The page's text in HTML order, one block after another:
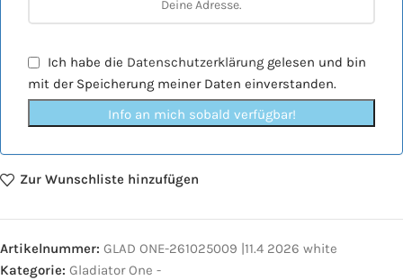
Ich habe die Datenschutzerklärung gelesen und bin
mit der Speicherung meiner Daten einverstanden.
Info an mich sobald verfügbar!
Zur Wunschliste hinzufügen
Artikelnummer: GLAD ONE-261025009 |11.4 2026 white
Kategorie: Gladiator One -